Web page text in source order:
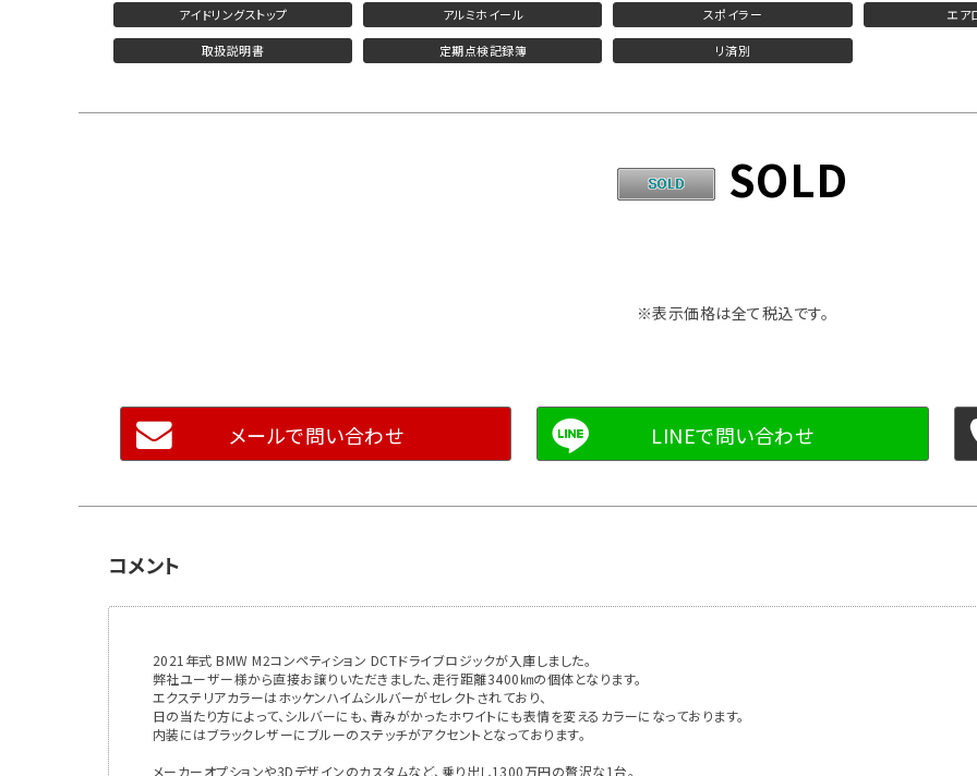
アイドリングストップ アルミホイール スポイラー エア
取扱説明書 定期点検記録簿 リ済別
SOLD
※表示価格は全て税込です。
メールで問い合わせ
コメント
2021年式 BMW M2コンペティション DCTドライブロジックが入庫しました。
弊社ユーザー様から直接お譲りいただきました、走行距離3400㎞の個体となります。
エクステリアカラーはホッケンハイムシルバーがセレクトされており、
日の当たり方によって、シルバーにも、青みがかったホワイトにも表情を変えるカラーになっております。
内装にはブラックレザーにブルーのステッチがアクセントとなっております。
メーカーオプションや3Dデザインのカスタムなど、乗り出し1300万円の贅沢な1台。